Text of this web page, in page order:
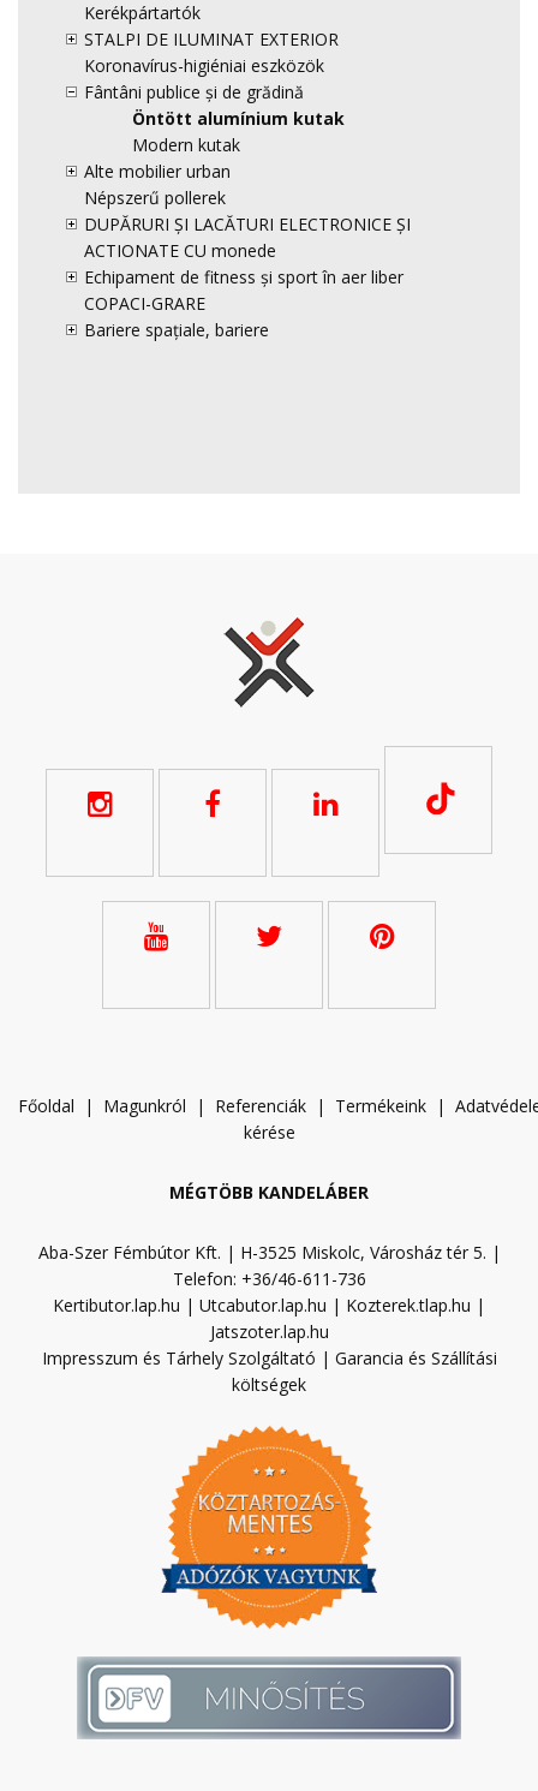
Kerékpártartók
STALPI DE ILUMINAT EXTERIOR
Koronavírus-higiéniai eszközök
Fântâni publice și de grădină
Öntött alumínium kutak
Modern kutak
Alte mobilier urban
Népszerű pollerek
DUPĂRURI ȘI LACĂTURI ELECTRONICE ȘI
ACTIONATE CU monede
Echipament de fitness și sport în aer liber
COPACI-GRARE
Bariere spațiale, bariere
Főoldal | Magunkról | Referenciák | Termékeink | A
kérése
MÉGTÖBB KANDELÁBER
Aba-Szer Fémbútor Kft. | H-3525 Miskolc, Városház tér 5. |
Telefon: +36/46-611-736
Kertibutor.lap.hu | Utcabutor.lap.hu | Kozterek.tlap.hu |
Jatszoter.lap.hu
Impresszum és Tárhely Szolgáltató | Garancia és Szállítási
költségek